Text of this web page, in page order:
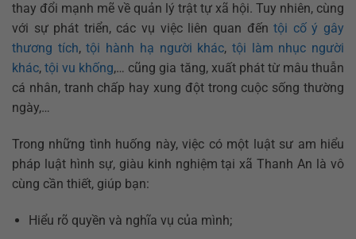
thay đổi mạnh mẽ về quản lý trật tự xã hội. Tuy nhiên, cùng
với sự phát triển, các vụ việc liên quan đếntội cố ý gây
thương tích,tội hành hạ người khác, tội làm nhục người
khác,tội vu khống,… cũng gia tăng, xuất phát từ mâu thuẫn
cá nhân, tranh chấp hay xung đột trong cuộc sống thường
ngày,…
Trong những tình huống này, việc có một luật sư am hiểu
pháp luật hình sự, giàu kinh nghiệm tại xã Thanh An là vô
cùng cần thiết, giúp bạn:
Hiểu rõ quyền và nghĩa vụ của mình;